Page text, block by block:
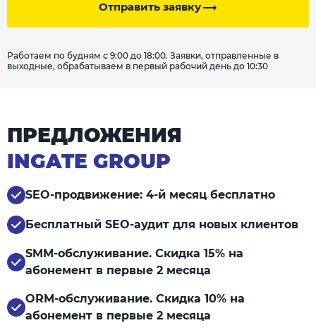
Отправить заявку
Работаем по будням с 9:00 до 18:00. Заявки, отправленные в
выходные, обрабатываем в первый рабочий день до 10:30
ПРЕДЛОЖЕНИЯ
INGATE GROUP
SEO-продвижение: 4-й месяц бесплатно
Бесплатный SEO-аудит для новых клиентов
SMM-обслуживание. Скидка 15% на
абонемент в первые 2 месяца
ORM-обслуживание. Скидка 10% на
абонемент в первые 2 месяца